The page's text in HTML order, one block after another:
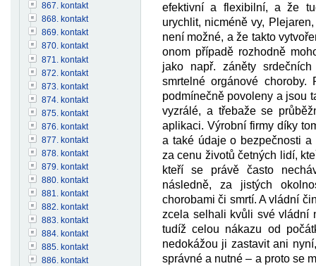
efektivní a flexibilní, a že
urychlit, nicméně vy,
není možné, a že takto
onom případě rozhodně
jako např. záněty
smrtelné orgánové
podmínečně povoleny a jsou
vyzrálé, a třebaže se
aplikaci. Výrobní firmy díky
a také údaje o bezpečnosti
za cenu životů četných lidí,
kteří se právě často
následně, za jistých
chorobami či smrtí. A vládní
zcela selhali kvůli své vládní
tudíž celou nákazu od
nedokážou ji zastavit ani
správné a nutné – a proto se
867. kontakt
868. kontakt
869. kontakt
870. kontakt
871. kontakt
872. kontakt
873. kontakt
874. kontakt
875. kontakt
876. kontakt
877. kontakt
878. kontakt
879. kontakt
880. kontakt
881. kontakt
882. kontakt
883. kontakt
884. kontakt
885. kontakt
886. kontakt